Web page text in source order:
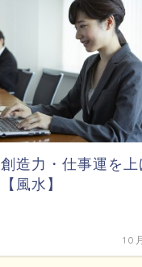
創造力・仕事運を
風水】
10